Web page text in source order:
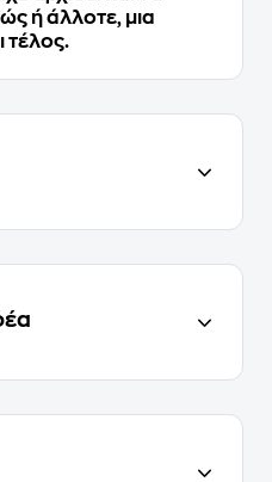
ή άλλοτε, μια
τέλος.